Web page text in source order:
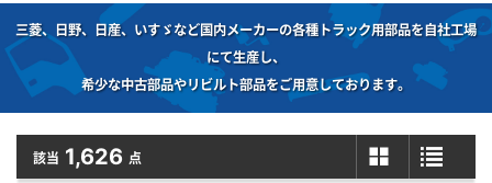
三菱、日野、日産、いすゞなど国内メーカーの各種トラック用部品を自社工場
にて生産し、
希少な中古部品やリビルト部品をご用意しております。
該当 1,626 点